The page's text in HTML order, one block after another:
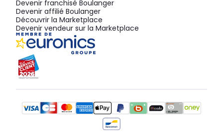
Devenir franchisé Boulanger
Devenir affilié Boulanger
Découvrir la Marketplace
Devenir vendeur sur la Marketplace